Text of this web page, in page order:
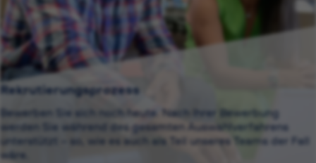
Rekrutierungsprozess
Bewerben Sie sich noch heute. Nach Ihrer Bewerbung
werden Sie während des gesamten Auswahlverfahrens
unterstützt – so, wie es auch als Teil unseres Teams der Fall
wäre.